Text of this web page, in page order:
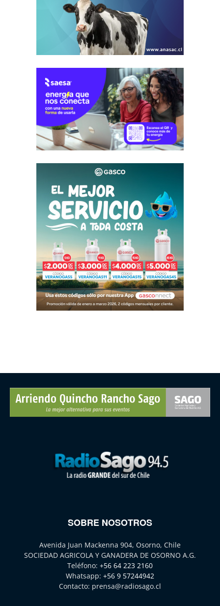
SOBRE NOSOTROS
Avenida Juan Mackenna 904, Osorno, Chile
SOCIEDAD AGRICOLA Y GANADERA DE OSORNO A.G.
Teléfono: +56 64 223 2160
Whatsapp: +56 9 57244942
Contacto: prensa@radiosago.cl